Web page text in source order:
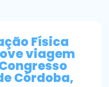
Física
viagem
Córdoba,